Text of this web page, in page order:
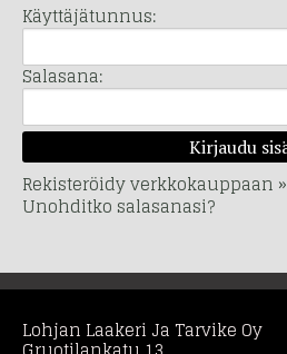
Käyttäjätunnus:
Salasana:
Rekisteröidy verkkokauppaan »
Unohditko salasanasi?
Lohjan Laakeri Ja Tarvike Oy